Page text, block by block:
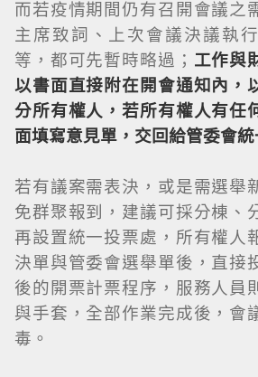
而若疫情期間仍有召開會議之
主席致詞、上次會議決議執
等，都可先暫時略過； 工作與
以書面直接附在開會通知內，
分所有權人，若所有權人有任
面填寫意見單，交回給管委會統
若有議案需表決，或是需選舉
免群聚報到，建議可採分棟、
再設置統一投票處，所有權人
決單與管委會選舉單後，直接
後的開票計票程序，服務人員
與手套，全部作業完成後，會
毒。